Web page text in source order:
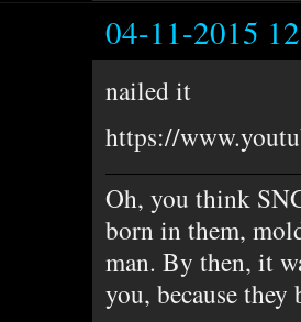
04-11-2015
nailed it
https://
Oh, you think
born in them,
man. By then, it
you, because